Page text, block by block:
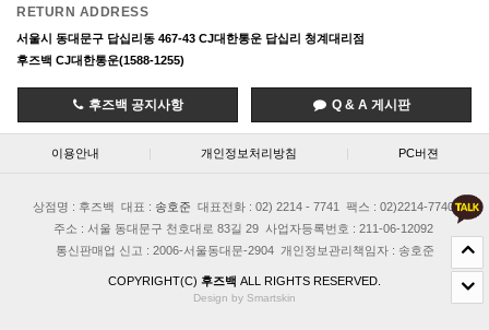
RETURN ADDRESS
서울시 동대문구 답십리동 467-43 CJ대한통운 답십리 청계대리점
후즈백 CJ대한통운(1588-1255)
후즈백 공지사항 Q & A 게시판
이용안내 | 개인정보처리방침 | PC버젼
상점명 : 후즈백 대표 : 송호준 대표전화 : 02) 2214 - 7741
팩스 : 02)2214-7740
주소 : 서울 동대문구 천호대로 83길 29
사업자등록번호 : 211-06-12092
통신판매업 신고 : 2006-서울동대문-2904
개인정보관리책임자 : 송호준
COPYRIGHT(C) 후즈백 ALL RIGHTS RESERVED.